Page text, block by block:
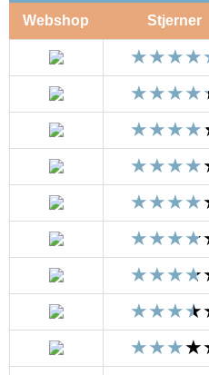
Webshop Stjerner